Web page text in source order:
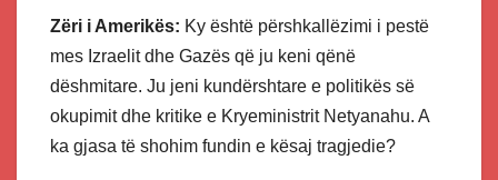
Zëri i Amerikës: Ky është përshkallëzimi i pestë
mes Izraelit dhe Gazës që ju keni qënë
dëshmitare. Ju jeni kundërshtare e politikës së
okupimit dhe kritike e Kryeministrit Netyanahu. A
ka gjasa të shohim fundin e kësaj tragjedie?